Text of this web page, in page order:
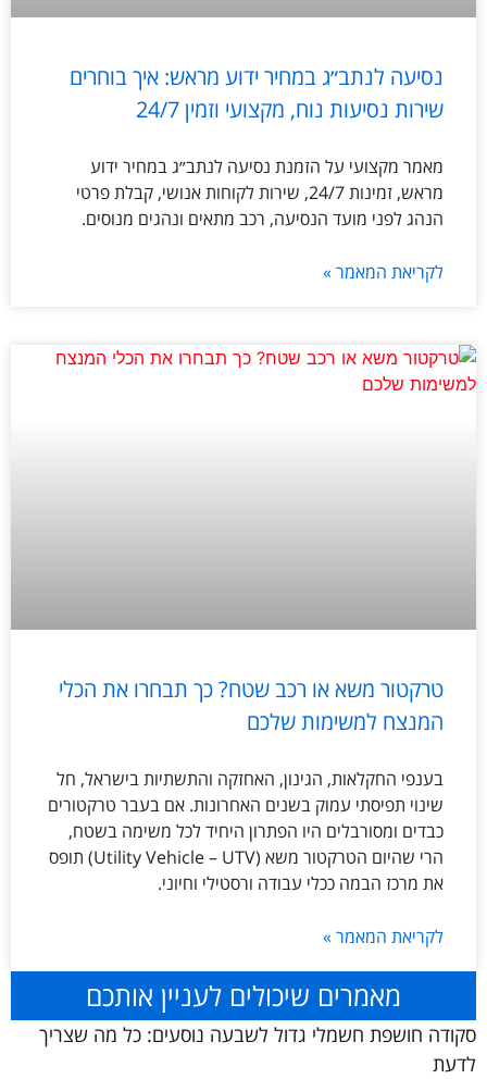
נסיעה לנתב״ג במחיר ידוע מראש: איך בוחרים
שירות נסיעות נוח, מקצועי וזמין 24/7
מאמר מקצועי על הזמנת נסיעה לנתב״ג במחיר ידוע
מראש, זמינות 24/7, שירות לקוחות אנושי, קבלת פרטי
הנהג לפני מועד הנסיעה, רכב מתאים ונהגים מנוסים.
לקריאת המאמר »
טרקטור משא או רכב שטח? כך תבחרו את הכלי
המנצח למשימות שלכם
בענפי החקלאות, הגינון, האחזקה והתשתיות בישראל, חל
שינוי תפיסתי עמוק בשנים האחרונות. אם בעבר טרקטורים
כבדים ומסורבלים היו הפתרון היחיד לכל משימה בשטח,
הרי שהיום הטרקטור משא (Utility Vehicle – UTV) תופס
את מרכז הבמה ככלי עבודה ורסטילי וחיוני.
לקריאת המאמר »
מאמרים שיכולים לעניין אותכם
סקודה חושפת חשמלי גדול לשבעה נוסעים: כל מה שצריך
לדעת